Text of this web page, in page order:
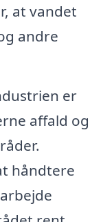
at vandet
andre
er
affald og
håndtere